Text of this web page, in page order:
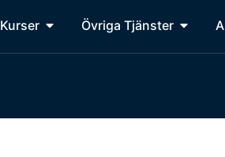
Kurser Övriga Tjänster